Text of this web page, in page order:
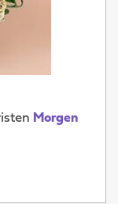
Morgen